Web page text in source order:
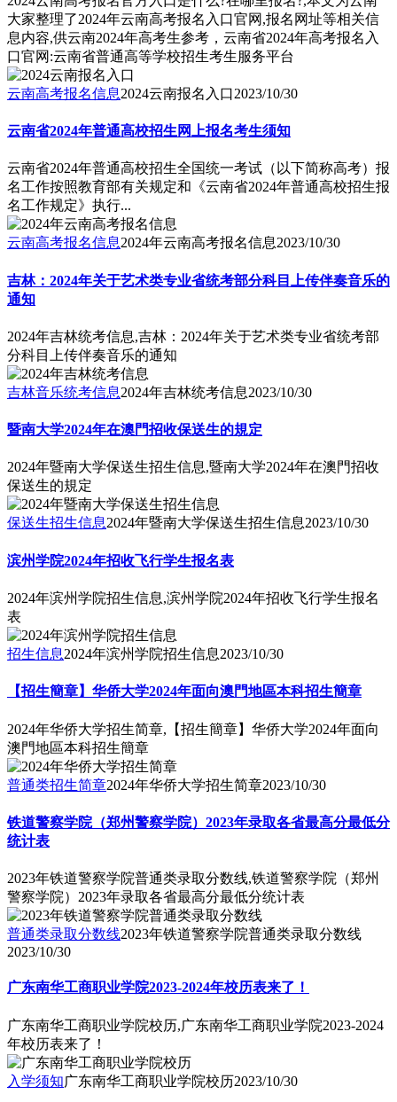
大家整理了2024年云南高考报名入口官网,报名网址等相关信
息内容,供云南2024年高考生参考，云南省2024年高考报名入
口官网:云南省普通高等学校招生考生服务平台
云南高考报名信息2024云南报名入口2023/10/30
云南省2024年普通高校招生网上报名考生须知
云南省2024年普通高校招生全国统一考试（以下简称高考）报
名工作按照教育部有关规定和《云南省2024年普通高校招生报
名工作规定》执行...
云南高考报名信息2024年云南高考报名信息2023/10/30
吉林：2024年关于艺术类专业省统考部分科目上传伴奏音乐的
通知
2024年吉林统考信息,吉林：2024年关于艺术类专业省统考部
分科目上传伴奏音乐的通知
吉林音乐统考信息2024年吉林统考信息2023/10/30
暨南大学2024年在澳門招收保送生的規定
2024年暨南大学保送生招生信息,暨南大学2024年在澳門招收
保送生的規定
保送生招生信息2024年暨南大学保送生招生信息2023/10/30
滨州学院2024年招收飞行学生报名表
2024年滨州学院招生信息,滨州学院2024年招收飞行学生报名
表
招生信息2024年滨州学院招生信息2023/10/30
【招生簡章】华侨大学2024年面向澳門地區本科招生簡章
2024年华侨大学招生简章,【招生簡章】华侨大学2024年面向
澳門地區本科招生簡章
普通类招生简章2024年华侨大学招生简章2023/10/30
铁道警察学院（郑州警察学院）2023年录取各省最高分最低分
统计表
2023年铁道警察学院普通类录取分数线,铁道警察学院（郑州
警察学院）2023年录取各省最高分最低分统计表
普通类录取分数线2023年铁道警察学院普通类录取分数线
2023/10/30
广东南华工商职业学院2023-2024年校历表来了！
广东南华工商职业学院校历,广东南华工商职业学院2023-2024
年校历表来了！
入学须知广东南华工商职业学院校历2023/10/30